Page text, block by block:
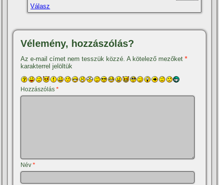
Válasz
Vélemény, hozzászólás?
Az e-mail címet nem tesszük közzé. A kötelező mezőket*
karakterrel jelöltük
Hozzászólás*
Név*